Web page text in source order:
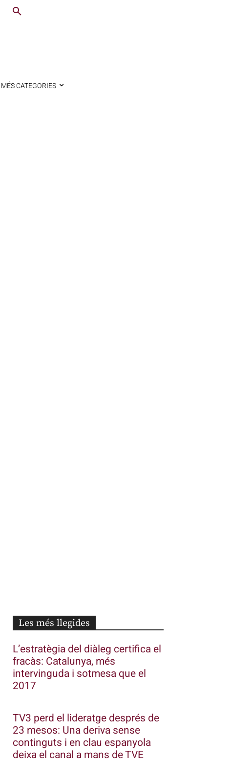
MÉS CATEGORIES
Les més llegides
L’estratègia del diàleg certifica el
fracàs: Catalunya, més
intervinguda i sotmesa que el
2017
TV3 perd el lideratge després de
23 mesos: Una deriva sense
continguts i en clau espanyola
deixa el canal a mans de TVE